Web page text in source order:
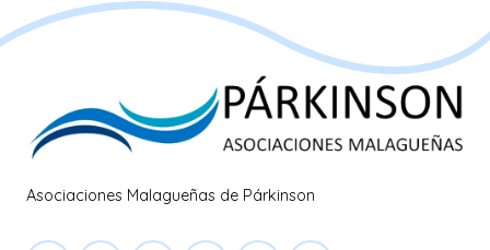
Asociaciones Malagueñas de Párkinson